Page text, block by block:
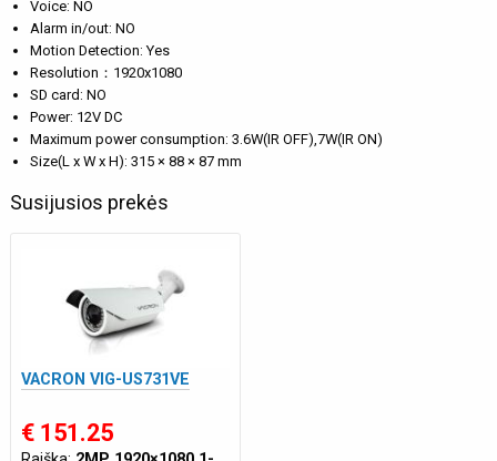
Voice: NO
Alarm in/out: NO
Motion Detection: Yes
Resolution：1920x1080
SD card: NO
Power: 12V DC
Maximum power consumption: 3.6W(IR OFF),7W(IR ON)
Size(L x W x H): 315 × 88 × 87 mm
Susijusios prekės
VACRON VIG-US731VE
€ 151.25